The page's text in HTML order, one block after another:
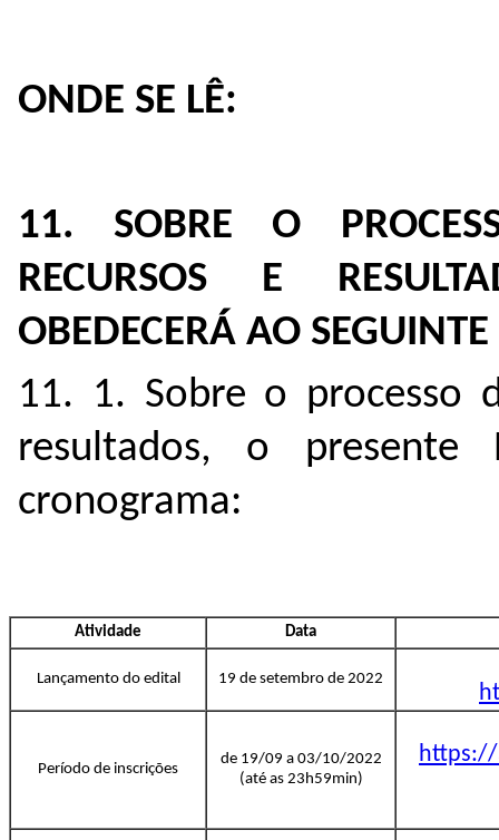
ONDE SE LÊ:
11. SOBRE O
RECURSOS E
OBEDECERÁ AO
11. 1. Sobre o processo
resultados, o presente
cronograma:
Atividade Data
Lançamento do edital 19 de setembro de 2022
Período de inscrições
de 19/09 a 03/10/2022
(até as 23h59min)